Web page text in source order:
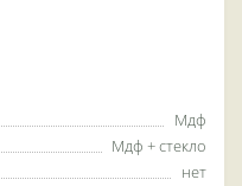
Мдф
Мдф + стекло
нет